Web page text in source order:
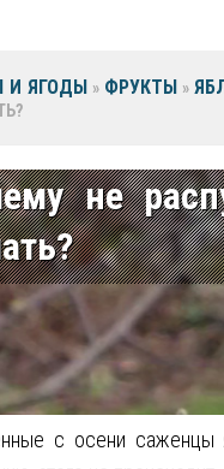
И ЯГОДЫ » ФРУКТЫ »
не
с осени саженцы